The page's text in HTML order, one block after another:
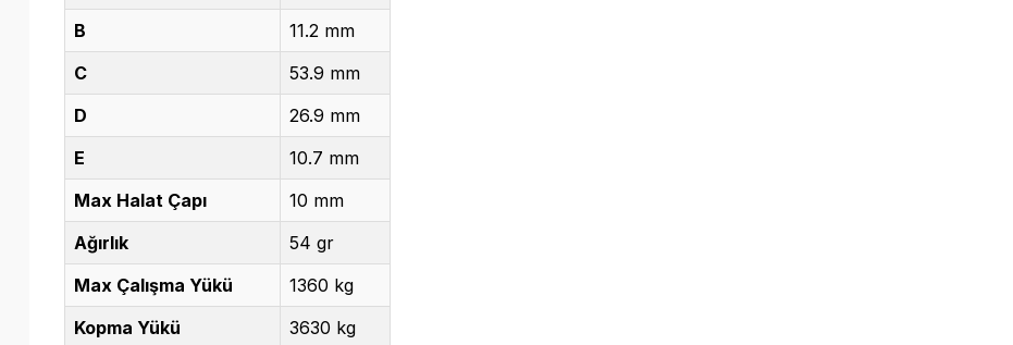
B
11.2 mm
C
53.9 mm
D
26.9 mm
E
10.7 mm
Max Halat Çapı
10 mm
Ağırlık
54 gr
Max Çalışma Yükü
1360 kg
Kopma Yükü
3630 kg